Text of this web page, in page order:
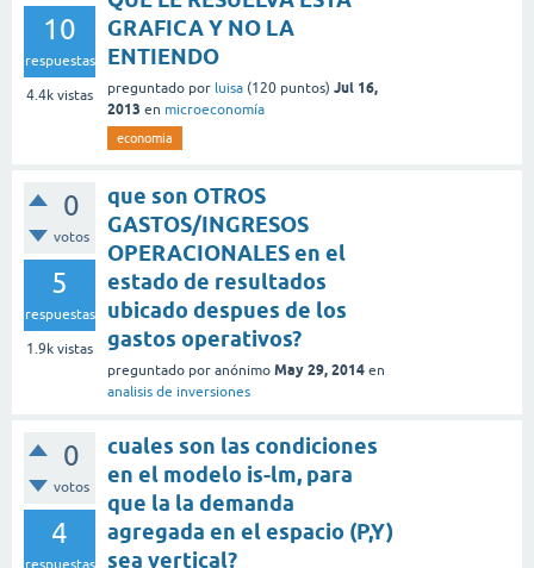
10
respuestas
4.4k vistas
GRAFICA Y NO LA
ENTIENDO
preguntado por luisa (120 puntos) Jul 16,
2013 en microeconomía
economia
0
votos
5
respuestas
1.9k vistas
que son OTROS
GASTOS/INGRESOS
OPERACIONALES en el
estado de resultados
ubicado despues de los
gastos operativos?
preguntado por anónimo May 29, 2014 en
analisis de inversiones
0
votos
4
cuales son las condiciones
en el modelo is-lm, para
que la la demanda
agregada en el espacio (P,Y)
sea vertical?